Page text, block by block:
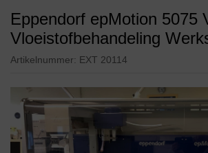
Eppendorf epMotion 5075
Vloeistofbehandeling
Artikelnummer: EXT 20114